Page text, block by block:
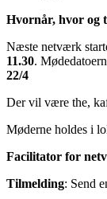
Hvornår, hvor og
Næste netværk
11.30.
22/4
Der vil være the,
Møderne holdes i
Facilitator for
Tilmelding: Send